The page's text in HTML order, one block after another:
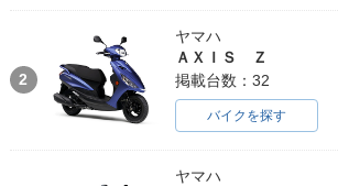
2
ヤマハ
ＡＸＩＳ Ｚ
掲載台数：32
バイクを探す
ヤマハ